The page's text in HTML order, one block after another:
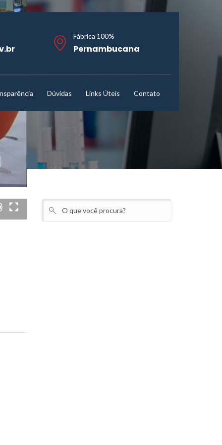
Fábrica 100%
Pernambucana
Dúvidas Links Úteis Contato